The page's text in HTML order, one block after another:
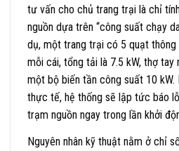
tư vấn cho chủ trang trại là chỉ
nguồn dựa trên “công suất chạy
dụ, một trang trại có 5 quạt
mỗi cái, tổng tải là 7.5 kW, thợ
một bộ biến tần công suất 10 kW.
thực tế, hệ thống sẽ lập tức báo
trạm nguồn ngay trong lần khởi
Nguyên nhân kỹ thuật nằm ở chỉ